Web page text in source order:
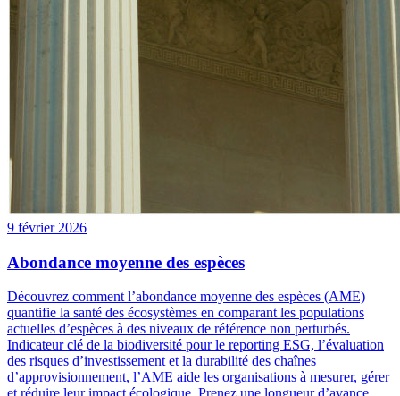
9 février 2026
Abondance moyenne des espèces
Découvrez comment l’abondance moyenne des espèces (AME)
quantifie la santé des écosystèmes en comparant les populations
actuelles d’espèces à des niveaux de référence non perturbés.
Indicateur clé de la biodiversité pour le reporting ESG, l’évaluation
des risques d’investissement et la durabilité des chaînes
d’approvisionnement, l’AME aide les organisations à mesurer, gérer